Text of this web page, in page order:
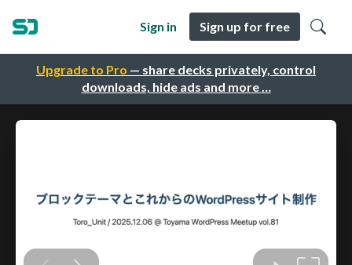
Upgrade to Pro — share decks privately, control
downloads, hide ads and more …
Sign in Sign up for free